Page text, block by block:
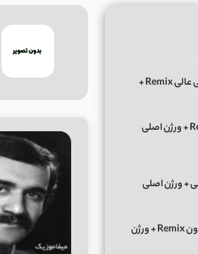
دانلود ریمیکس الوعده وفا آخر می جان یار بوی از ابی عالی Remix +
+ ورژن اصلی
دانلود ریمیکس ﻣﺮﺣﺒﺎ ﭼﻪ ﭼﻴﺰی ﺑﮕﻮ ﻣﺮﺣﺒﺎ از تالک داون Remix + ورژن